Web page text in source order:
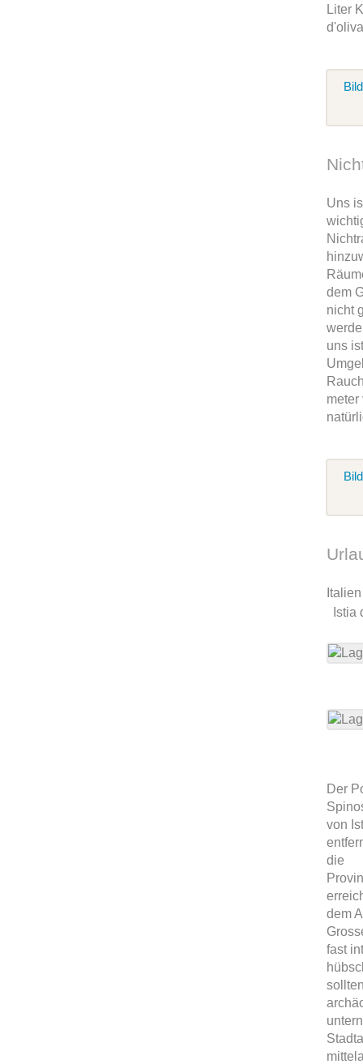
Liter
Uns
dem
nicht
uns
meter
Istia
Der
von
die
dem
fast